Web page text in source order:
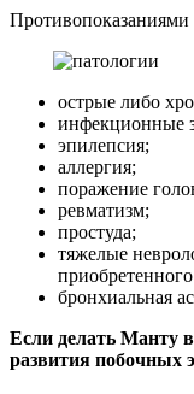
Противопоказаниями
острые либо
инфекционные
эпилепсия;
аллергия;
поражение
ревматизм;
простуда;
тяжелые
приобретенного
бронхиальная
Если делать Манту
развития побочных